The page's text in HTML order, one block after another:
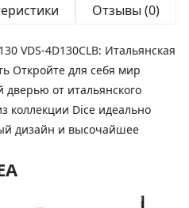
Отзывы (0)
VDS-4D130CLB: Итальянская
Откройте для себя мир
от итальянского
коллекции Dice идеально
дизайн и высочайшее